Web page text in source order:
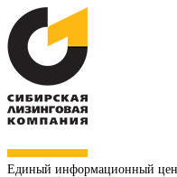
Единый информационный